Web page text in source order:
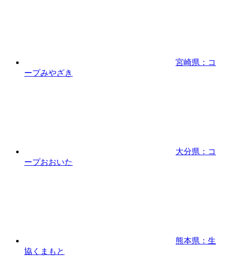
宮崎県：コ
ープみやざき
大分県：コ
ープおおいた
熊本県：生
協くまもと